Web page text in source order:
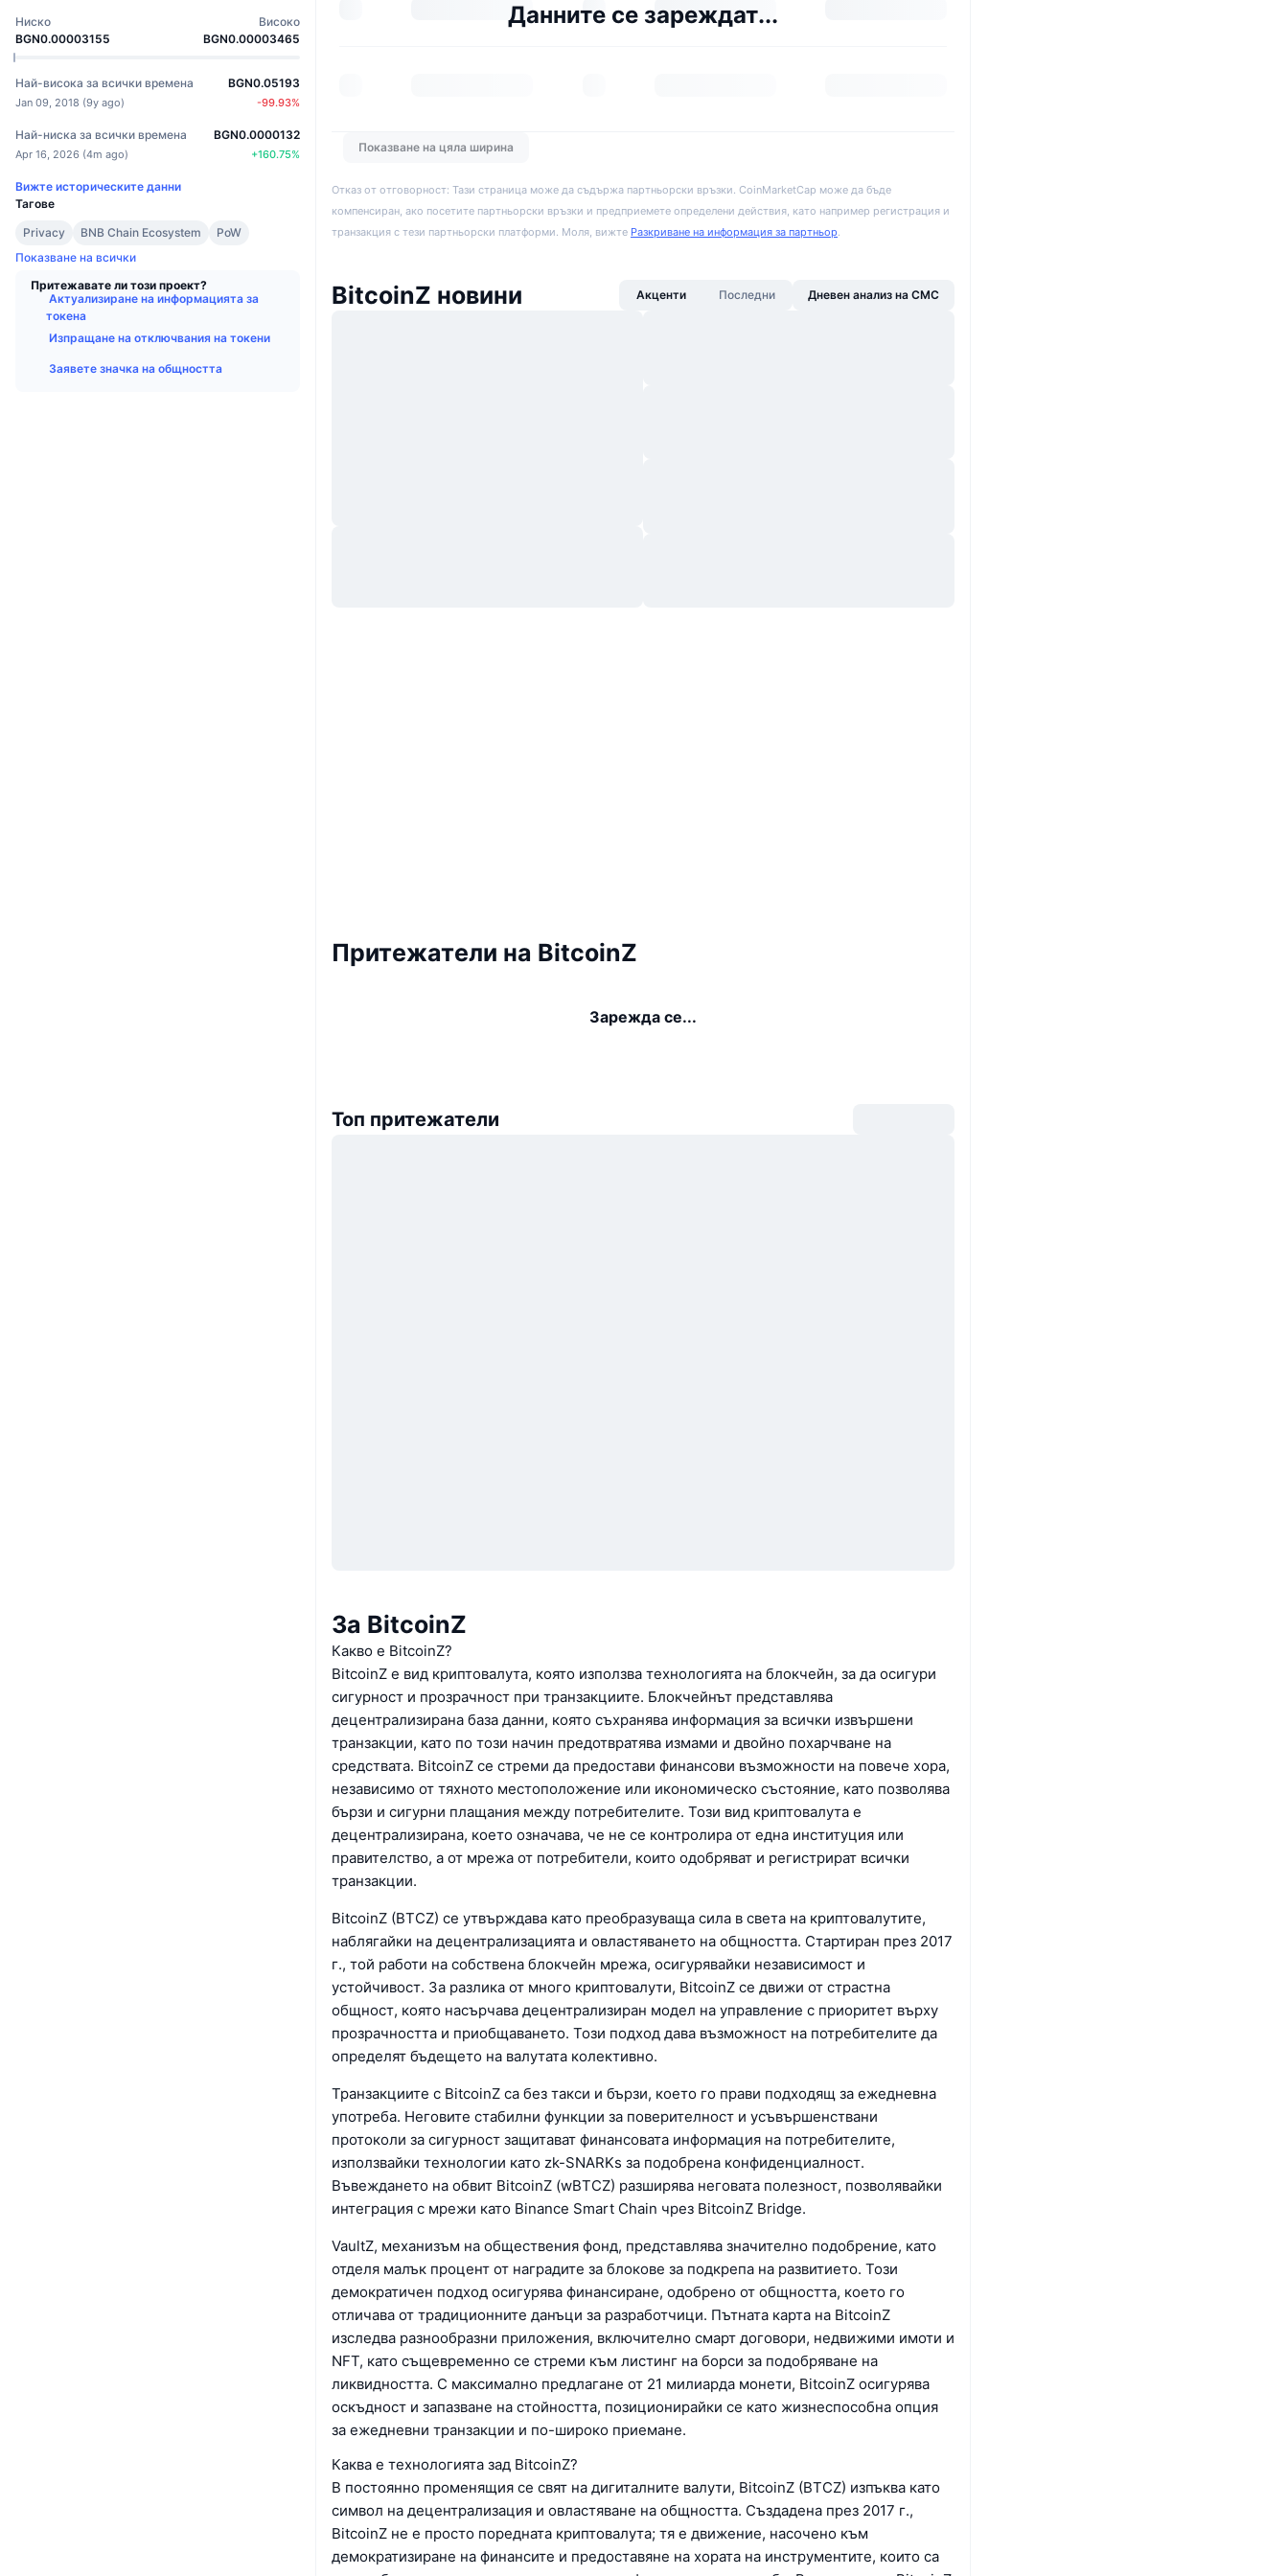
Ниско
BGN0.00003155
Високо
BGN0.00003465
Най-висока за всички времена
Jan 09, 2018 (9y ago)
BGN0.05193
-99.93%
Най-ниска за всички времена
Apr 16, 2026 (4m ago)
BGN0.0000132
+160.75%
Вижте историческите данни
Тагове
Privacy
BNB Chain Ecosystem
PoW
Показване на всички
Притежавате ли този проект?
Актуализиране на информацията за
токена
Изпращане на отключвания на токени
Заявете значка на общността
Данните се зареждат...
Показване на цяла ширина
Отказ от отговорност: Тази страница може да съдържа партньорски връзки. CoinMarketCap може да бъде
компенсиран, ако посетите партньорски връзки и предприемете определени действия, като например регистрация и
транзакция с тези партньорски платформи. Моля, вижте Разкриване на информация за партньор.
BitcoinZ новини Акценти Последни Дневен анализ на CMC
Притежатели на BitcoinZ
Зарежда се...
Топ притежатели
За BitcoinZ
Какво е BitcoinZ?
BitcoinZ е вид криптовалута, която използва технологията на блокчейн, за да осигури
сигурност и прозрачност при транзакциите. Блокчейнът представлява
децентрализирана база данни, която съхранява информация за всички извършени
транзакции, като по този начин предотвратява измами и двойно похарчване на
средствата. BitcoinZ се стреми да предостави финансови възможности на повече хора,
независимо от тяхното местоположение или икономическо състояние, като позволява
бързи и сигурни плащания между потребителите. Този вид криптовалута е
децентрализирана, което означава, че не се контролира от една институция или
правителство, а от мрежа от потребители, които одобряват и регистрират всички
транзакции.
BitcoinZ (BTCZ) се утвърждава като преобразуваща сила в света на криптовалутите,
наблягайки на децентрализацията и овластяването на общността. Стартиран през 2017
г., той работи на собствена блокчейн мрежа, осигурявайки независимост и
устойчивост. За разлика от много криптовалути, BitcoinZ се движи от страстна
общност, която насърчава децентрализиран модел на управление с приоритет върху
прозрачността и приобщаването. Този подход дава възможност на потребителите да
определят бъдещето на валутата колективно.
Транзакциите с BitcoinZ са без такси и бързи, което го прави подходящ за ежедневна
употреба. Неговите стабилни функции за поверителност и усъвършенствани
протоколи за сигурност защитават финансовата информация на потребителите,
използвайки технологии като zk-SNARKs за подобрена конфиденциалност.
Въвеждането на обвит BitcoinZ (wBTCZ) разширява неговата полезност, позволявайки
интеграция с мрежи като Binance Smart Chain чрез BitcoinZ Bridge.
VaultZ, механизъм на обществения фонд, представлява значително подобрение, като
отделя малък процент от наградите за блокове за подкрепа на развитието. Този
демократичен подход осигурява финансиране, одобрено от общността, което го
отличава от традиционните данъци за разработчици. Пътната карта на BitcoinZ
изследва разнообразни приложения, включително смарт договори, недвижими имоти и
NFT, като същевременно се стреми към листинг на борси за подобряване на
ликвидността. С максимално предлагане от 21 милиарда монети, BitcoinZ осигурява
оскъдност и запазване на стойността, позиционирайки се като жизнеспособна опция
за ежедневни транзакции и по-широко приемане.
Каква е технологията зад BitcoinZ?
В постоянно променящия се свят на дигиталните валути, BitcoinZ (BTCZ) изпъква като
символ на децентрализация и овластяване на общността. Създадена през 2017 г.,
BitcoinZ не е просто поредната криптовалута; тя е движение, насочено към
демократизиране на финансите и предоставяне на хората на инструментите, които са